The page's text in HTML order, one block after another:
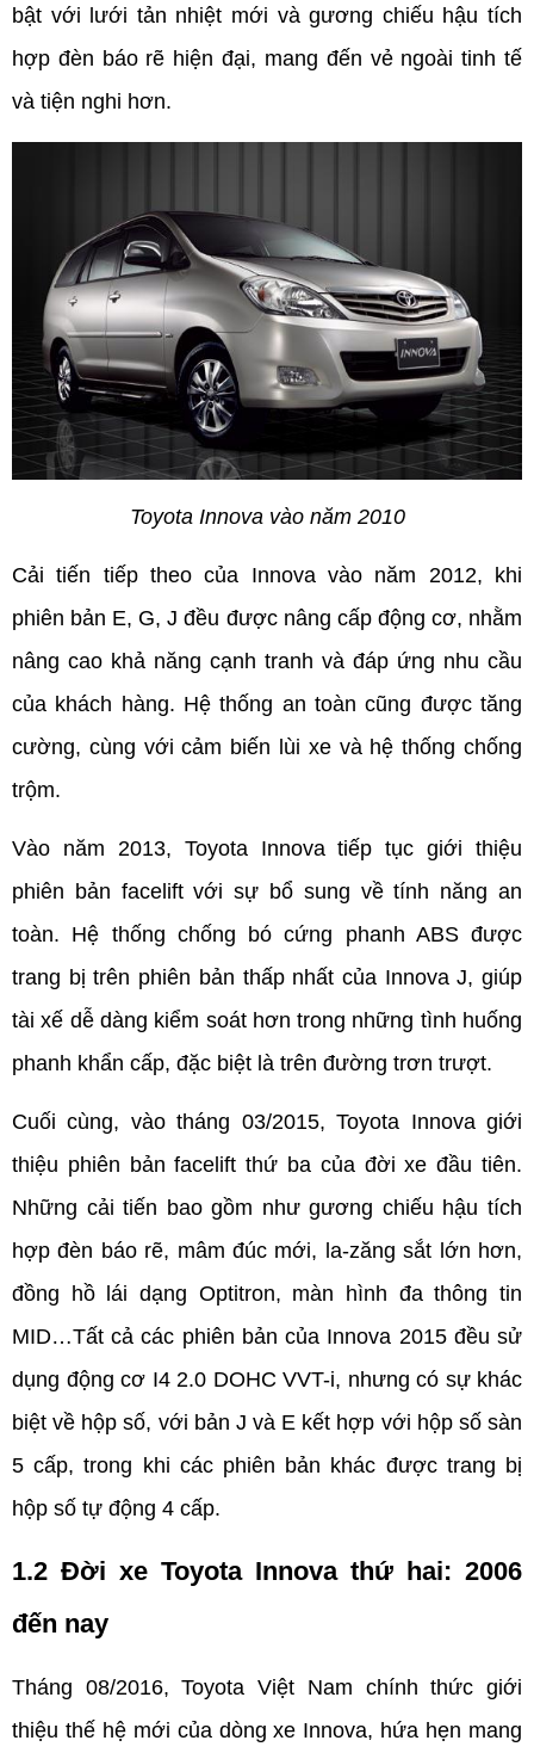
bật với lưới tản nhiệt mới và gương chiếu hậu tích
hợp đèn báo rẽ hiện đại, mang đến vẻ ngoài tinh tế
và tiện nghi hơn.
Toyota Innova vào năm 2010
Cải tiến tiếp theo của Innova vào năm 2012, khi
phiên bản E, G, J đều được nâng cấp động cơ, nhằm
nâng cao khả năng cạnh tranh và đáp ứng nhu cầu
của khách hàng. Hệ thống an toàn cũng được tăng
cường, cùng với cảm biến lùi xe và hệ thống chống
trộm.
Vào năm 2013, Toyota Innova tiếp tục giới thiệu
phiên bản facelift với sự bổ sung về tính năng an
toàn. Hệ thống chống bó cứng phanh ABS được
trang bị trên phiên bản thấp nhất của Innova J, giúp
tài xế dễ dàng kiểm soát hơn trong những tình huống
phanh khẩn cấp, đặc biệt là trên đường trơn trượt.
Cuối cùng, vào tháng 03/2015, Toyota Innova giới
thiệu phiên bản facelift thứ ba của đời xe đầu tiên.
Những cải tiến bao gồm như gương chiếu hậu tích
hợp đèn báo rẽ, mâm đúc mới, la-zăng sắt lớn hơn,
đồng hồ lái dạng Optitron, màn hình đa thông tin
MID…Tất cả các phiên bản của Innova 2015 đều sử
dụng động cơ I4 2.0 DOHC VVT-i, nhưng có sự khác
biệt về hộp số, với bản J và E kết hợp với hộp số sàn
5 cấp, trong khi các phiên bản khác được trang bị
hộp số tự động 4 cấp.
1.2 Đời xe Toyota Innova thứ hai: 2006
đến nay
Tháng 08/2016, Toyota Việt Nam chính thức giới
thiệu thế hệ mới của dòng xe Innova, hứa hẹn mang